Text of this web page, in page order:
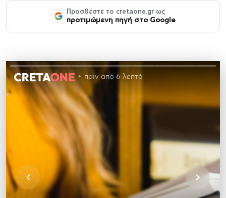
Προσθέστε το cretaone.gr ως
προτιμώμενη πηγή στο Google
πριν από 6 λεπτά